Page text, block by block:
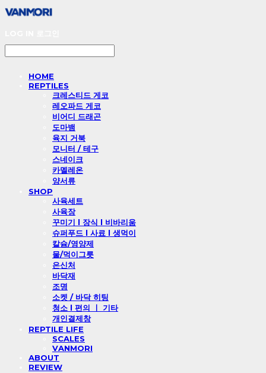
HOME
REPTILES
크레스티드 게코
레오파드 게코
비어디 드래곤
도마뱀
육지 거북
모니터 / 테구
스네이크
카멜레온
양서류
SHOP
사육세트
사육장
꾸미기 l 장식 l 비바리움
슈퍼푸드 l 사료 l 생먹이
칼슘/영양제
물/먹이그릇
은신처
바닥재
조명
소켓 / 바닥 히팅
청소 l 편의 ㅣ 기타
개인결제창
REPTILE LIFE
SCALES
VANMORI
ABOUT
REVIEW